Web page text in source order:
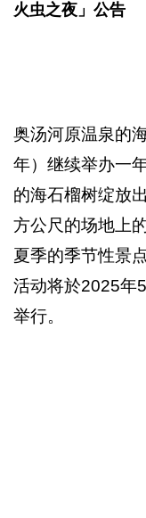
火虫之夜」公告
奥汤河原温泉的
年）继续举办一
的海石榴树绽放
方公尺的场地上
夏季的季节性景点
活动将於2025年
举行。